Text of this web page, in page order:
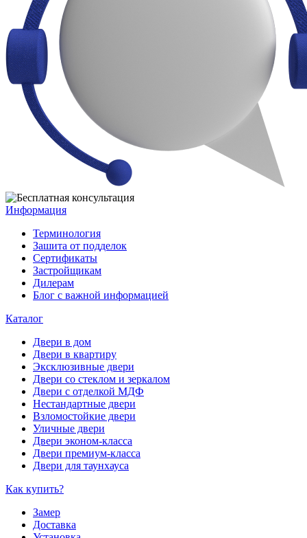
Информация
Терминология
Зашита от подделок
Сертификаты
Застройщикам
Дилерам
Блог с важной информацией
Каталог
Двери в дом
Двери в квартиру
Эксклюзивные двери
Двери со стеклом и зеркалом
Двери с отделкой МДФ
Нестандартные двери
Взломостойкие двери
Уличные двери
Двери эконом-класса
Двери премиум-класса
Двери для таунхауса
Как купить?
Замер
Доставка